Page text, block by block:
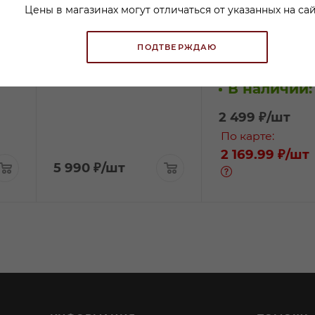
Цены в магазинах могут отличаться от указанных на
ПОДТВЕРЖДАЮ
Бист красное сухое
5 990 ₽/шт
В наличии:
2 499 ₽/шт
По карте:
2 169.99 ₽/шт